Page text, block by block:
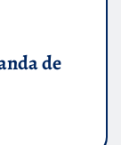
de